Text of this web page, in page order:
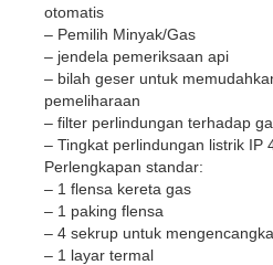
otomatis
– Pemilih Minyak/Gas
– jendela pemeriksaan api
– bilah geser untuk
pemeliharaan
– filter perlindungan terhadap
– Tingkat perlindungan listrik IP
Perlengkapan standar:
– 1 flensa kereta gas
– 1 paking flensa
– 4 sekrup untuk
– 1 layar termal